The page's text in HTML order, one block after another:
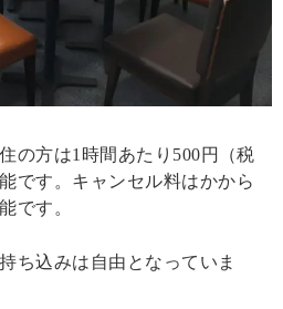
の方は1時間あたり500円（税
です。キャンセル料はかから
です。
ち込みは自由となっていま